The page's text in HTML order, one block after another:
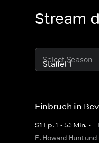
Stream
Select Season
Einbruch in
S1 Ep. 1 • 53 Min. •
E. Howard Hunt